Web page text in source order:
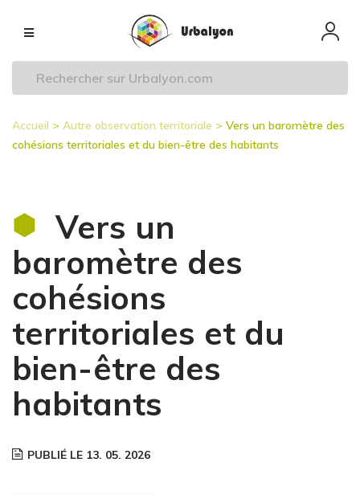
principal
Navigation
principale
Fil
Accueil Autre observation territoriale
Vers un baromètre des
cohésions territoriales et du bien-être des habitants
Vers un
baromètre des
cohésions
territoriales et du
bien-être des
habitants
PUBLIÉ LE 13. 05. 2026